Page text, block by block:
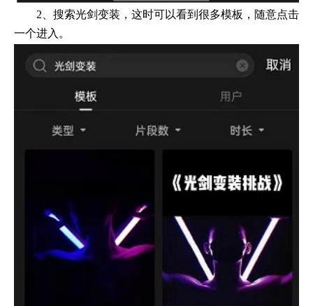
2、搜索光剑变装，这时可以看到很多模板，随意点击
一个进入。